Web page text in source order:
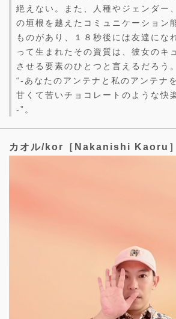
絶えない。また、人種やジェンダー
の垣根を越えたコミュニケーション
ものがあり、１８秒後には友達にな
って生まれたその資質は、彼女のキ
させる要素のひとつと言えるだろう。
“-あなたのアンテナと私のアンテナ
甘くて苦いチョコレートのような快
-”。
カオル/kor［Nakanishi Kaoru］